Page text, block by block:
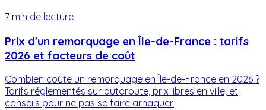
7 min de lecture
Prix d'un remorquage en Île-de-France : tarifs
2026 et facteurs de coût
Combien coûte un remorquage en Île-de-France en 2026 ?
Tarifs réglementés sur autoroute, prix libres en ville, et
conseils pour ne pas se faire arnaquer.